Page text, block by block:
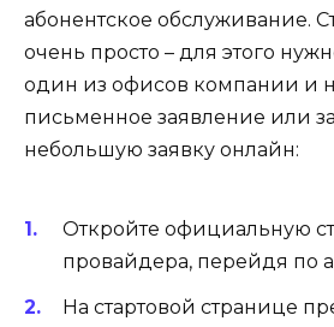
абонентское обслуживание.
очень просто – для этого
один из офисов компании и
письменное заявление или
небольшую заявку онлайн:
Откройте официальную
провайдера, перейдя по
На стартовой странице